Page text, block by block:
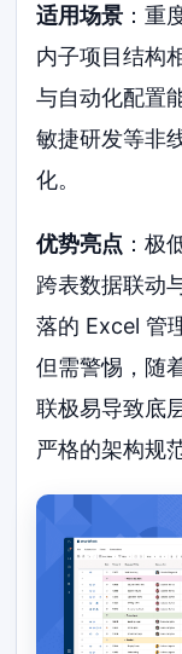
适用场景 ：重
内子项目结构
与自动化配置
敏捷研发等非
化。
优势亮点 ：极
跨表数据联动
落的 Excel 管
但需警惕，随
联极易导致底
严格的架构规范